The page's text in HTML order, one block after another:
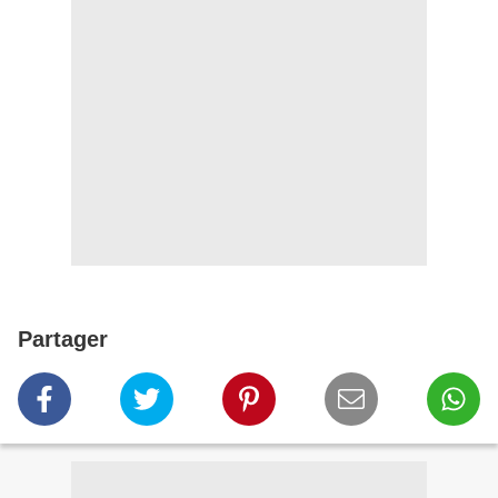
Partager